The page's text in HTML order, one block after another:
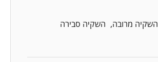
השקיה מרובה השקיה סבירה